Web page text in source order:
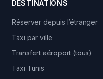
DESTINATIONS
Réserver depuis l’étranger
Taxi par ville
Transfert aéroport (tous)
Taxi Tunis